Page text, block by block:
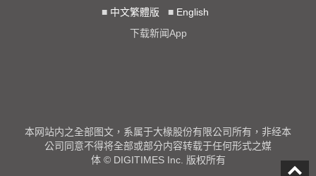
■ 中文繁體版 ■ English
下载新闻App
本网站内之全部图文，系属于大椽股份有限公司所有，非经本
公司同意不得将全部或部分内容转载于任何形式之媒
体 © DIGITIMES Inc. 版权所有